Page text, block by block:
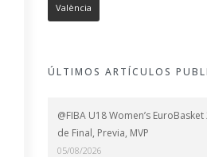
València
ÚLTIMOS ARTÍCULOS
@FIBA U18 Women’s
de Final, Previa, MVP
05/08/2026